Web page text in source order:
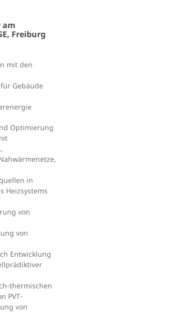
am
Freiburg
mit den
Gebäude
Optimierung
in
Heizsystems
von
von
Entwicklung
thermischen
PVT-
von